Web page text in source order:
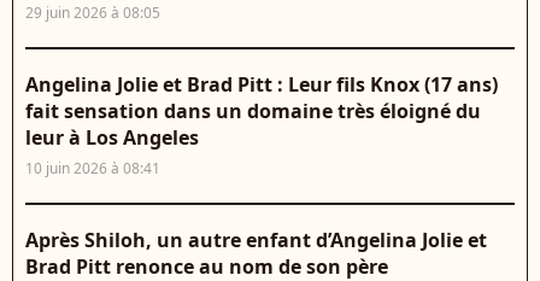
29 juin 2026 à 08:05
Angelina Jolie et Brad Pitt : Leur fils Knox (17 ans)
fait sensation dans un domaine très éloigné du
leur à Los Angeles
10 juin 2026 à 08:41
Après Shiloh, un autre enfant d’Angelina Jolie et
Brad Pitt renonce au nom de son père